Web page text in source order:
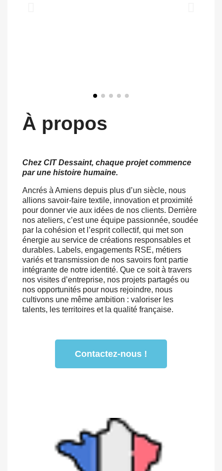
À propos
Chez CIT Dessaint, chaque projet commence
par une histoire humaine.
Ancrés à Amiens depuis plus d’un siècle, nous
allions savoir-faire textile, innovation et proximité
pour donner vie aux idées de nos clients. Derrière
nos ateliers, c’est une équipe passionnée, soudée
par la cohésion et l’esprit collectif, qui met son
énergie au service de créations responsables et
durables. Labels, engagements RSE, métiers
variés et transmission de nos savoirs font partie
intégrante de notre identité. Que ce soit à travers
nos visites d’entreprise, nos projets partagés ou
nos opportunités pour nous rejoindre, nous
cultivons une même ambition : valoriser les
talents, les territoires et la qualité française.
Contactez-nous !